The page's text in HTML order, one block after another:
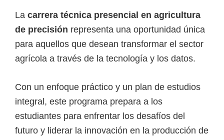
La carrera técnica presencial en agricultura
de precisión representa una oportunidad única
para aquellos que desean transformar el sector
agrícola a través de la tecnología y los datos.
Con un enfoque práctico y un plan de estudios
integral, este programa prepara a los
estudiantes para enfrentar los desafíos del
futuro y liderar la innovación en la producción de